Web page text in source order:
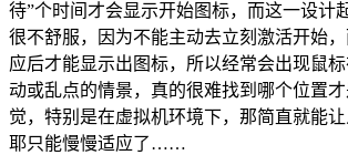
待”个时间才会显示开始图标，而这一设计
很不舒服，因为不能主动去立刻激活开始
应后才能显示出图标，所以经常会出现鼠
动或乱点的情景，真的很难找到哪个位置
觉，特别是在虚拟机环境下，那简直就能
耶只能慢慢适应了……